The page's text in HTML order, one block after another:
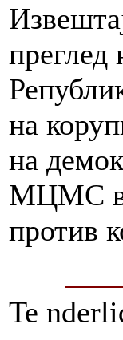
преглед
на
на
МЦМС
против
Te